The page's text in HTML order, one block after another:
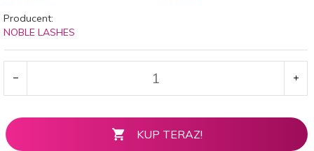
Producent:
NOBLE LASHES
KUP TERAZ!